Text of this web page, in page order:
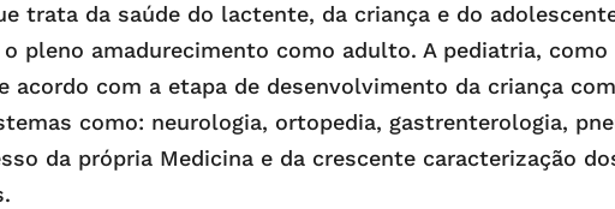
trata da saúde do lactente, da criança e do
pleno amadurecimento como adulto. A pediatria, como
acordo com a etapa de desenvolvimento da criança
como: neurologia, ortopedia, gastrenterologia,
da própria Medicina e da crescente caracterização